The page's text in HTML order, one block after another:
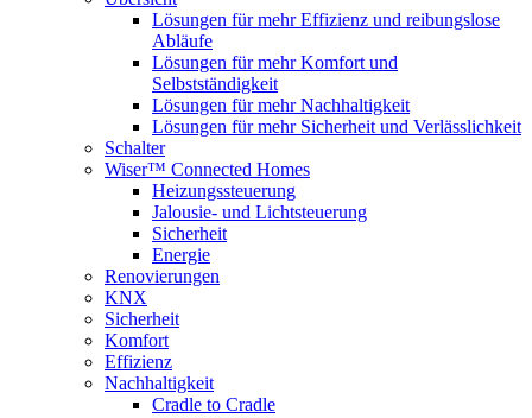
Lösungen für mehr Effizienz und reibungslose
Abläufe
Lösungen für mehr Komfort und
Selbstständigkeit
Lösungen für mehr Nachhaltigkeit
Lösungen für mehr Sicherheit und Verlässlichkeit
Schalter
Wiser™ Connected Homes
Heizungssteuerung
Jalousie- und Lichtsteuerung
Sicherheit
Energie
Renovierungen
KNX
Sicherheit
Komfort
Effizienz
Nachhaltigkeit
Cradle to Cradle